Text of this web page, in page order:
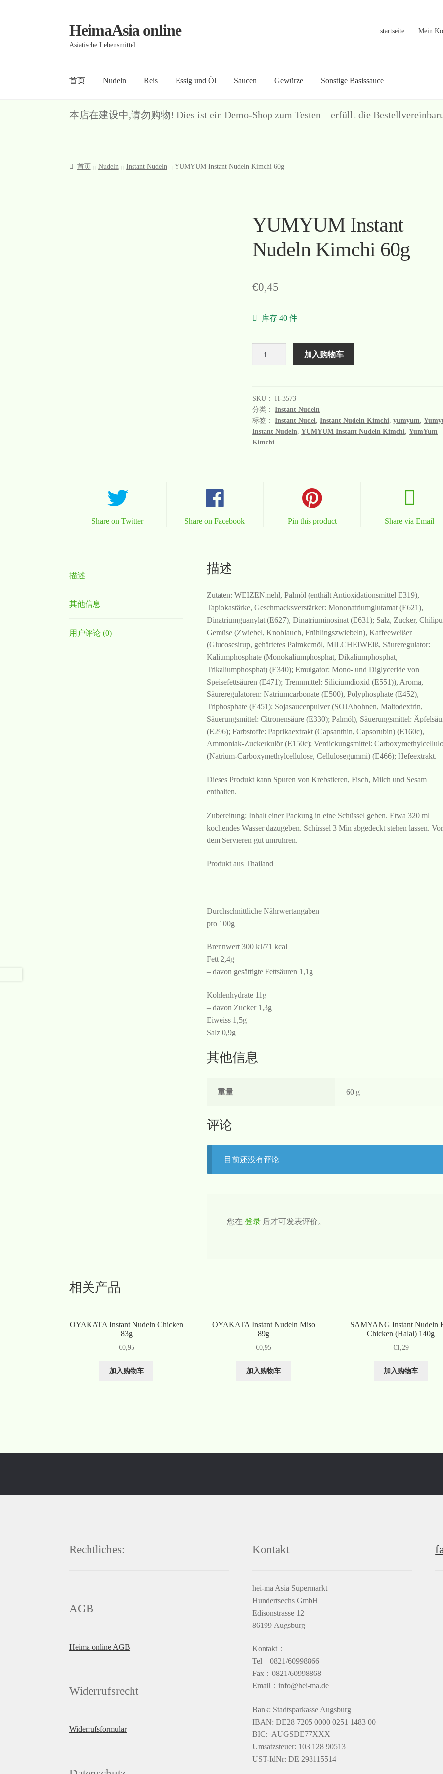
Skip
Skip
HeimaAsia online
Asiatische Lebensmittel
startseite Mein
首页 Nudeln Reis Essig und Öl Saucen Gewürze Sonstige Basissauce
首页About AGB Contact Datenschutz Kasse Mein Konto Warenkorb Welcome Widerrufsformular 关于 联系
本店在建设中,请勿购物! Dies ist ein Demo-Shop zum Testen – erfüllt die
首页 Nudeln Instant Nudeln YUMYUM Instant Nudeln Kimchi 60g
YUMYUM Instant
Nudeln Kimchi 60g
€0,45
库存 40 件
加入购物车
SKU：H-3573
分类：Instant Nudeln
标签：Instant Nudel ,Instant Nudeln Kimchi ,yumyum ,
Instant Nudeln ,YUMYUM Instant Nudeln Kimchi ,YumYum
Kimchi
Share on Twitter Share on Facebook Pin this product Share via Email
描述
其他信息
用户评论 (0)
描述
Zutaten: WEIZENmehl, Palmöl (enthält Antioxidationsmittel E319),
Tapiokastärke, Geschmacksverstärker: Mononatriumglutamat (E621),
Dinatriumguanylat (E627), Dinatriuminosinat (E631); Salz, Zucker,
Gemüse (Zwiebel, Knoblauch, Frühlingszwiebeln), Kaffeeweißer
(Glucosesirup, gehärtetes Palmkernöl, MILCHEIWEIß, Säureregulator:
Kaliumphosphate (Monokaliumphosphat, Dikaliumphosphat,
Trikaliumphosphat) (E340); Emulgator: Mono- und Diglyceride von
Speisefettsäuren (E471); Trennmittel: Siliciumdioxid (E551)), Aroma,
Säureregulatoren: Natriumcarbonate (E500), Polyphosphate (E452),
Triphosphate (E451); Sojasaucenpulver (SOJAbohnen, Maltodextrin,
Säuerungsmittel: Citronensäure (E330); Palmöl), Säuerungsmittel:
(E296); Farbstoffe: Paprikaextrakt (Capsanthin, Capsorubin) (E160c),
Ammoniak-Zuckerkulör (E150c); Verdickungsmittel:
(Natrium-Carboxymethylcellulose, Cellulosegummi) (E466); Hefeextrakt.
Dieses Produkt kann Spuren von Krebstieren, Fisch, Milch und Sesam
enthalten.
Zubereitung: Inhalt einer Packung in eine Schüssel geben. Etwa 320 ml
kochendes Wasser dazugeben. Schüssel 3 Min abgedeckt stehen lassen. Vor
dem Servieren gut umrühren.
Produkt aus Thailand
Durchschnittliche Nährwertangaben
pro 100g
Brennwert 300 kJ/71 kcal
Fett 2,4g
– davon gesättigte Fettsäuren 1,1g
Kohlenhydrate 11g
– davon Zucker 1,3g
Eiweiss 1,5g
Salz 0,9g
其他信息
重量 60 g
评论
目前还没有评论
您在登录 后才可发表评价。
相关产品
OYAKATA Instant Nudeln Chicken
83g
€0,95
加入购物车
OYAKATA Instant Nudeln Miso
89g
€0,95
加入购物车
SAMYANG Instant Nudeln
Chicken (Halal) 140g
€1,29
加入购物车
Rechtliches:
AGB
Heima online AGB
Widerrufsrecht
Widerrufsformular
Kontakt
hei-ma Asia Supermarkt
Hundertsechs GmbH
Edisonstrasse 12
86199 Augsburg
Kontakt：
Tel：0821/60998866
Fax：0821/60998868
Email：info@hei-ma.de
Bank: Stadtsparkasse Augsburg
IBAN: DE28 7205 0000 0251 1483 00
BIC: AUGSDE77XXX
Umsatzsteuer: 103 128 90513
UST-IdNr: DE 298115514